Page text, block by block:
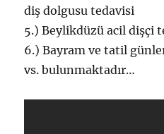
diş dolgusu tedavisi
5.) Beylikdüzü acil dişçi
6.) Bayram ve tatil
vs. bulunmaktadır…